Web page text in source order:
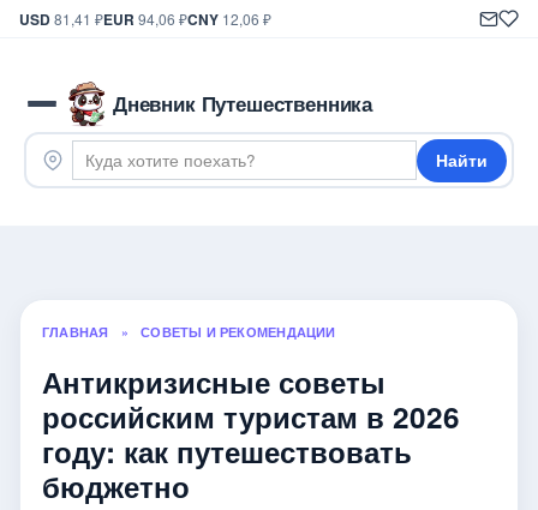
USD81,41 ₽EUR 94,06 ₽CNY 12,06 ₽
Дневник Путешественника
Найти
ГЛАВНАЯ » СОВЕТЫ И РЕКОМЕНДАЦИИ
Антикризисные советы
российским туристам в 2026
году: как путешествовать
бюджетно